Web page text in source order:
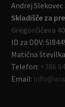
Andrej
Skladišče za
Gregorčičeva
ID za DDV:
Matična
Telefon: +386
Email: